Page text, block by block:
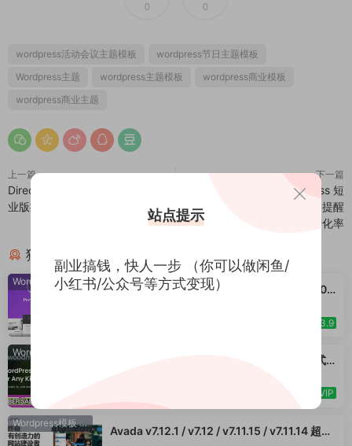
0 0
wordpress活动会议主题模板
wordpress节日主题模板
Wordpress主题
wordpress主题模板
wordpress商业模板
wordpress商业主题
上一篇
Directory Pro v1.14.19 + 目录专
业版插件
下一篇
WPNotif v3.0.0.1 - WordPress 短
信和 WhatsApp 通知提醒
WordPress营销插件 提升转化率
猜你喜欢
Wordpress模板· WooCommerce主题
Astra Pro Addon v4.11.3 / v4.11.2 / v4.11.0 /
的完美主题 WordPress WooCommerce 主
模板时尚电子产品、数码产品、时装店、家具
店、装饰品、手表、化妆品、运动鞋子、家居
3.9
Wordpress模板
WoodMart v8.2.3/ v8.2.0 / v8.0.1 - 响应式
品、时装店、家具店、装饰品、手表、化妆
品、运动鞋子、家居产品行业购物网站WooСo
mmerce主题
VIP
Wordpress模板· WooCommerce主题
Avada v7.12.1 / v7.12 / v7.11.15 / v7.11.14 超强
站点提示
副业搞钱，快人一步 （你可以做闲鱼/
小红书/公众号等方式变现）